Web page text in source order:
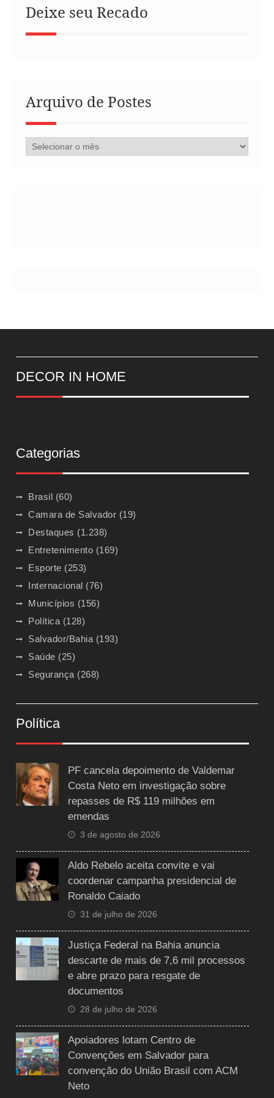
Deixe seu Recado
Arquivo de Postes
Arquivo
de
DECOR IN HOME
Categorias
Brasil (60)
Camara de Salvador (19)
Destaques (1.238)
Entretenimento (169)
Esporte (253)
Internacional (76)
Municípios (156)
Política (128)
Salvador/Bahia (193)
Saúde (25)
Segurança (268)
Política
PF cancela depoimento de Valdemar
Costa Neto em investigação sobre
repasses de R$ 119 milhões em
emendas
3 de agosto de 2026
Aldo Rebelo aceita convite e vai
coordenar campanha presidencial de
Ronaldo Caiado
31 de julho de 2026
Justiça Federal na Bahia anuncia
descarte de mais de 7,6 mil processos
e abre prazo para resgate de
documentos
28 de julho de 2026
Apoiadores lotam Centro de
Convenções em Salvador para
convenção do União Brasil com ACM
Neto